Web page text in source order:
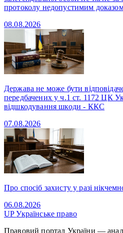
протоколу недопустимим
08.08.2026
Держава не може бути
передбачених у ч.1 ст. 1172 ЦК
відшкодування шкоди - ККС
07.08.2026
Про спосіб захисту у разі
06.08.2026
UPУкраїнське право
Правовий портал України —